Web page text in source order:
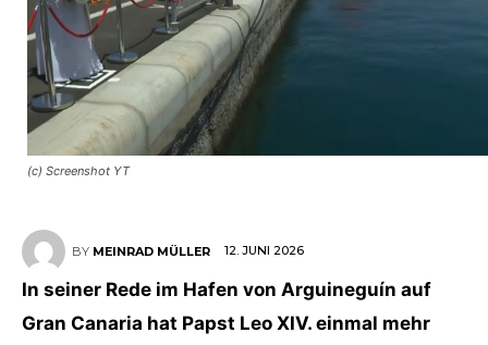
(c) Screenshot YT
BY MEINRAD MÜLLER 12. JUNI 2026
In seiner Rede im Hafen von Arguineguín auf
Gran Canaria hat Papst Leo XIV. einmal mehr